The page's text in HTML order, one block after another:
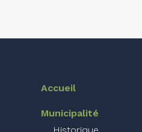
Accueil
Municipalité